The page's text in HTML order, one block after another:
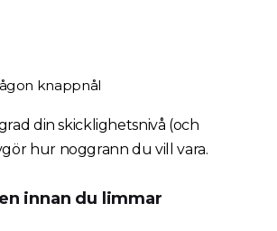
knappnål
din skicklighetsnivå (och
hur noggrann du vill vara.
innan du limmar